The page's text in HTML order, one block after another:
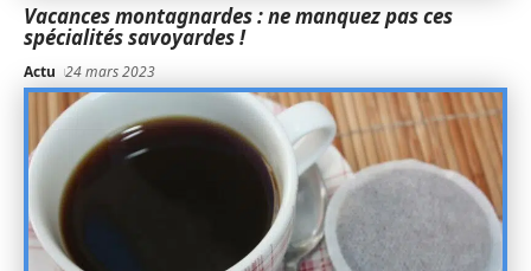
Vacances montagnardes : ne manquez pas ces
spécialités savoyardes !
Actu 24 mars 2023